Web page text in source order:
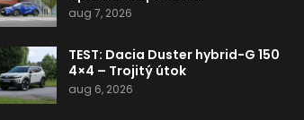
aug 7, 2026
TEST: Dacia Duster hybrid-G 150
4×4 – Trojitý útok
aug 6, 2026